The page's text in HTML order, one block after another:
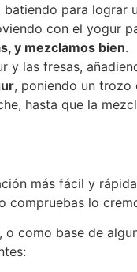
para lograr
con el yogur
y mezclamos bien.
y las fresas,
, poniendo un trozo
hasta que la
más fácil y
compruebas lo
, o como base de